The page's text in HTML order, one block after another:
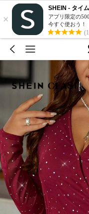
×
SHEIN - タイ
アプリ限定の
今すぐ使おう！